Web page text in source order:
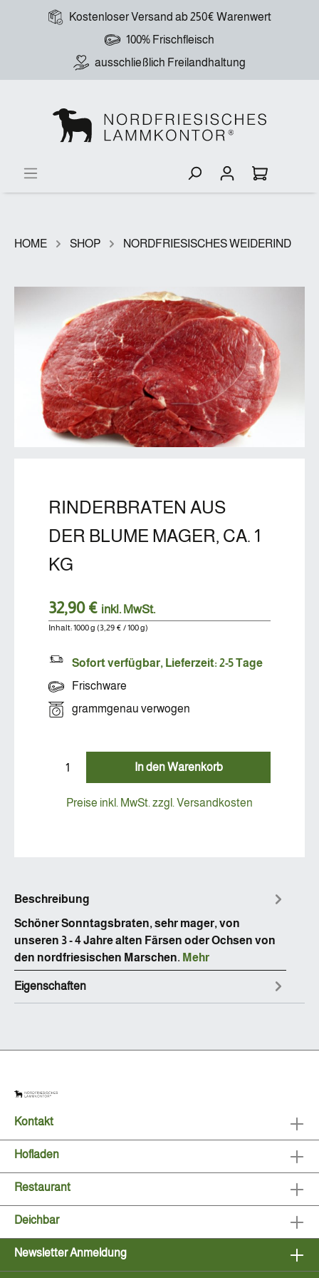
Kostenloser Versand ab 250€ Warenwert
100% Frischfleisch
ausschließlich Freilandhaltung
HOME SHOP NORDFRIESISCHES WEIDERIND
RINDERBRATEN AUS
DER BLUME MAGER, CA. 1
KG
32,90 € inkl. MwSt.
Inhalt:1000 g (3,29 € / 100 g)
Sofort verfügbar, Lieferzeit: 2-5 Tage
Frischware
grammgenau verwogen
In den Warenkorb
Preise inkl. MwSt. zzgl. Versandkosten
Beschreibung
Schöner Sonntagsbraten, sehr mager, von
unseren 3 - 4 Jahre alten Färsen oder Ochsen von
den nordfriesischen Marschen. Mehr
Eigenschaften
Kontakt
Hofladen
Restaurant
Deichbar
Newsletter Anmeldung